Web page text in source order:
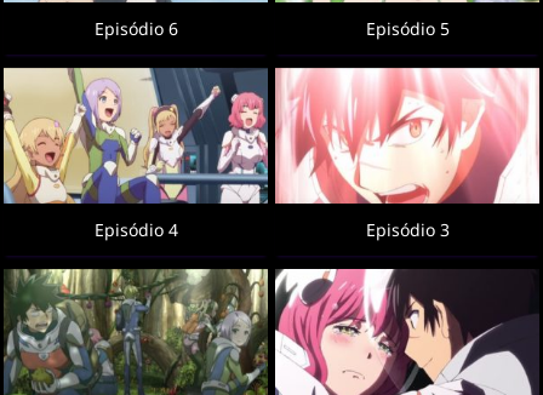
Episódio 6 Episódio 5
Episódio 4 Episódio 3